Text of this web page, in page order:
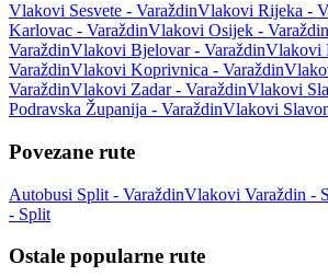
Vlakovi Sesvete - VaraždinVlakovi Rijeka -
Karlovac - VaraždinVlakovi Osijek - Varaždin
VaraždinVlakovi Bjelovar - VaraždinVlakovi
VaraždinVlakovi Koprivnica - Varaždin
VaraždinVlakovi Zadar - VaraždinVlakovi
Podravska Županija - VaraždinVlakovi
Povezane rute
Autobusi Split - VaraždinVlakovi Varaždin -
- Split
Ostale popularne rute